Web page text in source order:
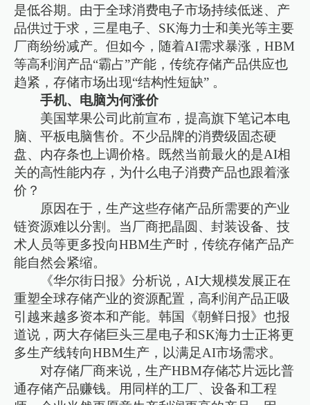
是低谷期。由于全球消费电子市场持续低迷、产
品供过于求，三星电子、SK海力士和美光等主要
厂商纷纷减产。但如今，随着AI需求暴涨，HBM
等高利润产品“霸占”产能，传统存储产品供应也
趋紧，存储市场出现“结构性短缺” 。
手机、电脑为何涨价
美国苹果公司此前宣布，提高旗下笔记本电
脑、平板电脑售价。不少品牌的消费级固态硬
盘、内存条也上调价格。既然当前最火的是AI相
关的高性能内存，为什么电子消费产品也跟着涨
价？
原因在于，生产这些存储产品所需要的产业
链资源难以分割。当厂商把晶圆、封装设备、技
术人员等更多投向HBM生产时，传统存储产品产
能自然会紧缩。
《华尔街日报》分析说，AI大规模发展正在
重塑全球存储产业的资源配置，高利润产品正吸
引越来越多资本和产能。韩国《朝鲜日报》也报
道说，两大存储巨头三星电子和SK海力士正将更
多生产线转向HBM生产，以满足AI市场需求。
对存储厂商来说，生产HBM存储芯片远比普
通存储产品赚钱。用同样的工厂、设备和工程